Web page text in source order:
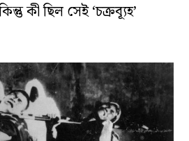
কী ছিল সেই ‘চক্রব্যূহ’